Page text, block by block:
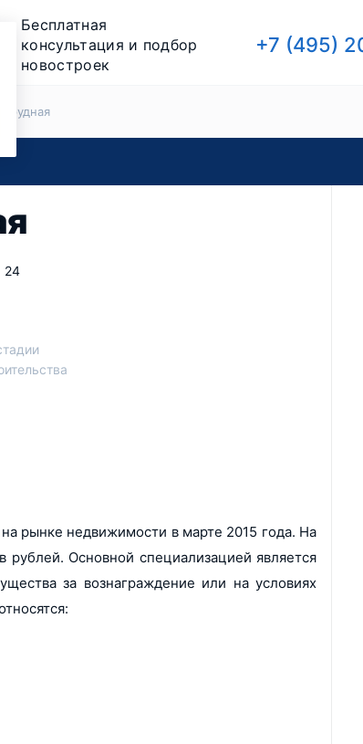
Бесплатная
консультация и подбор
новостроек
+7 (495)
24
рынке недвижимости в марте 2015 года. На
Основной специализацией является
за вознаграждение или на условиях